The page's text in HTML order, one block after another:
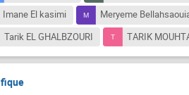
Imane El kasimi Meryeme
Tarik EL GHALBZOURI TARIK